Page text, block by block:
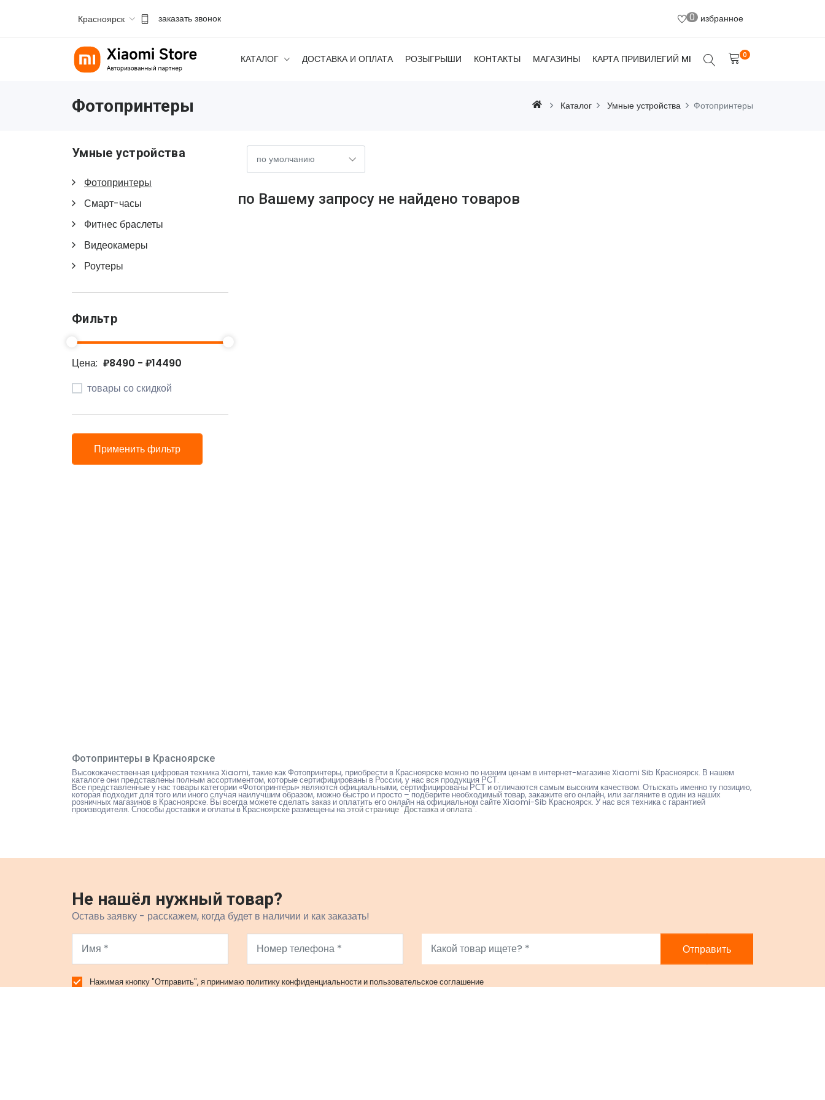
Красноярск заказать звонок 0 избранное
КАТАЛОГ ДОСТАВКА И ОПЛАТА РОЗЫГРЫШИ КОНТАКТЫ МАГАЗИНЫ КАРТА ПРИВИЛЕГИЙ MI 0
Фотопринтеры Каталог Умные устройства Фотопринтеры
по Вашему запросу не найдено товаров
Умные устройства
Фотопринтеры
Смарт-часы
Фитнес браслеты
Видеокамеры
Роутеры
Фильтр
Цена: ₽8490 - ₽14490
товары со скидкой
Применить фильтр
Фотопринтеры в Красноярске
Высококачественная цифровая техника Xiaomi, такие как Фотопринтеры, приобрести в Красноярске можно по низким ценам в интернет-магазине Xiaomi Sib Красноярск. В нашем
каталоге они представлены полным ассортиментом, которые сертифицированы в России, у нас вся продукция РСТ.
Все представленные у нас товары категории «Фотопринтеры» являются официальными, сертифицированы РСТ и отличаются самым высоким качеством. Отыскать именно ту позицию,
которая подходит для того или иного случая наилучшим образом, можно быстро и просто – подберите необходимый товар, закажите его онлайн, или загляните в один из наших
розничных магазинов в Красноярске. Вы всегда можете сделать заказ и оплатить его онлайн на официальном сайте Xiaomi-Sib Красноярск. У нас вся техника с гарантией
производителя. Способы доставки и оплаты в Красноярске размещены наэтой странице "Доставка и оплата".
Не нашёл нужный товар?
Оставь заявку - расскажем, когда будет в наличии и как заказать!
Отправить
Нажимая кнопку "Отправить", я принимаю политику конфиденциальности и пользовательское соглашение